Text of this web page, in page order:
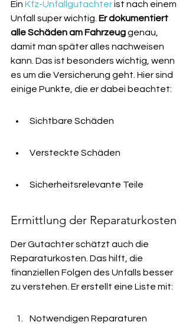
Ein Kfz-Unfallgutachter ist nach einem
Unfall super wichtig. Er dokumentiert
alle Schäden am Fahrzeug genau,
damit man später alles nachweisen
kann. Das ist besonders wichtig, wenn
es um die Versicherung geht. Hier sind
einige Punkte, die er dabei beachtet:
Sichtbare Schäden
Versteckte Schäden
Sicherheitsrelevante Teile
Ermittlung der Reparaturkosten
Der Gutachter schätzt auch die
Reparaturkosten. Das hilft, die
finanziellen Folgen des Unfalls besser
zu verstehen. Er erstellt eine Liste mit:
Notwendigen Reparaturen